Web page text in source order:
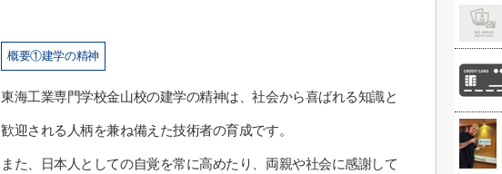
概要①建学の精神
東海工業専門学校金山校の建学の精神は、社会から喜ばれる知識と
歓迎される人柄を兼ね備えた技術者の育成です。
また、日本人としての自覚を常に高めたり、両親や社会に感謝して